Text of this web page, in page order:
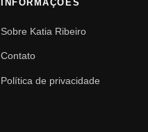
INFORMAÇÕES
Sobre Katia Ribeiro
Contato
Política de privacidade